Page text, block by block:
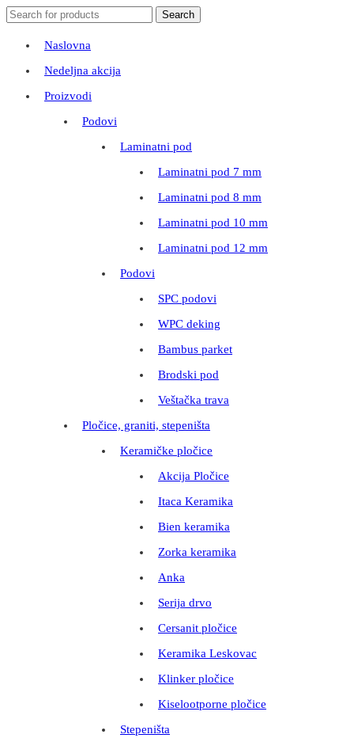
Search
for:
Search
Naslovna
Nedeljna akcija
Proizvodi
Podovi
Laminatni pod
Laminatni pod 7 mm
Laminatni pod 8 mm
Laminatni pod 10 mm
Laminatni pod 12 mm
Podovi
SPC podovi
WPC deking
Bambus parket
Brodski pod
Veštačka trava
Pločice, graniti, stepeništa
Keramičke pločice
Akcija Pločice
Itaca Keramika
Bien keramika
Zorka keramika
Anka
Serija drvo
Cersanit pločice
Keramika Leskovac
Klinker pločice
Kiselootporne pločice
Stepeništa